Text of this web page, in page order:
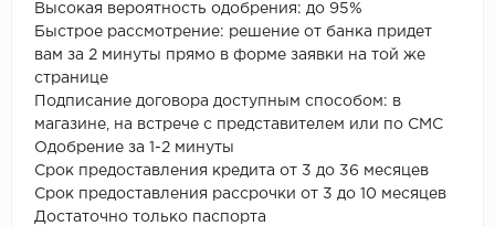
Высокая вероятность одобрения: до 95%
Быстрое рассмотрение: решение от банка придет
вам за 2 минуты прямо в форме заявки на той же
странице
Подписание договора доступным способом: в
магазине, на встрече с представителем или по СМС
Одобрение за 1-2 минуты
Срок предоставления кредита от 3 до 36 месяцев
Срок предоставления рассрочки от 3 до 10 месяцев
Достаточно только паспорта